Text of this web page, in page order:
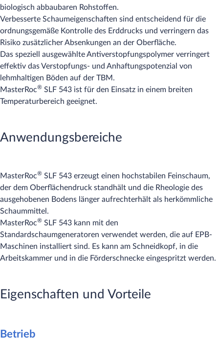
biologisch abbaubaren Rohstoffen.
Verbesserte Schaumeigenschaften sind entscheidend für die
ordnungsgemäße Kontrolle des Erddrucks und verringern das
Risiko zusätzlicher Absenkungen an der Oberfläche.
Das speziell ausgewählte Antiverstopfungspolymer verringert
effektiv das Verstopfungs- und Anhaftungspotenzial von
lehmhaltigen Böden auf der TBM.
MasterRoc® SLF 543 ist für den Einsatz in einem breiten
Temperaturbereich geeignet.
Anwendungsbereiche
MasterRoc® SLF 543 erzeugt einen hochstabilen Feinschaum,
der dem Oberflächendruck standhält und die Rheologie des
ausgehobenen Bodens länger aufrechterhält als herkömmliche
Schaummittel.
MasterRoc® SLF 543 kann mit den
Standardschaumgeneratoren verwendet werden, die auf EPB-
Maschinen installiert sind. Es kann am Schneidkopf, in die
Arbeitskammer und in die Förderschnecke eingespritzt werden.
Eigenschaften und Vorteile
Betrieb